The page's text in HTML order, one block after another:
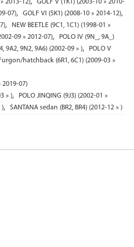
2013-12)
GOLF V (1K1) (2003-10 » 2010-
07), GOLF VI (5K1) (2008-10 » 2014-12),
,
NEW BEETLE (9C1, 1C1) (1998-01 »
09 » 2012-07),
POLO IV (9N_, 9A_)
9A2, 9N2, 9A6) (2002-09 » ),
POLO V
hatchback (6R1, 6C1) (2009-03 »
2019-07)
» ),
POLO JINQING (9J3) (2002-01 »
), SANTANA sedan (BR2, BR4) (2012-12 » )